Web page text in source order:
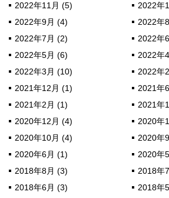
2022年11月 (5)
2022年
2022年9月 (4)
2022年
2022年7月 (2)
2022年
2022年5月 (6)
2022年
2022年3月 (10)
2022年
2021年12月 (1)
2021年
2021年2月 (1)
2021年
2020年12月 (4)
2020年
2020年10月 (4)
2020年
2020年6月 (1)
2020年
2018年8月 (3)
2018年
2018年6月 (3)
2018年